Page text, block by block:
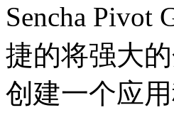
Sencha
捷的将强大
创建一个应